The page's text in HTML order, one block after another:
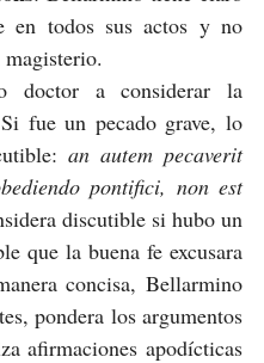
en todos sus actos y no
doctor a considerar la
fue un pecado grave, lo
an autem pecaverit
pontifici, non est
discutible si hubo un
que la buena fe excusara
concisa, Bellarmino
pondera los argumentos
afirmaciones apodícticas